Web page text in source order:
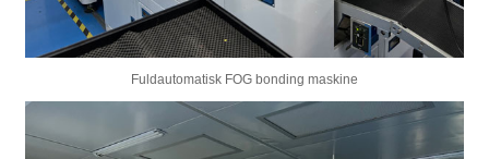
Fuldautomatisk FOG bonding maskine